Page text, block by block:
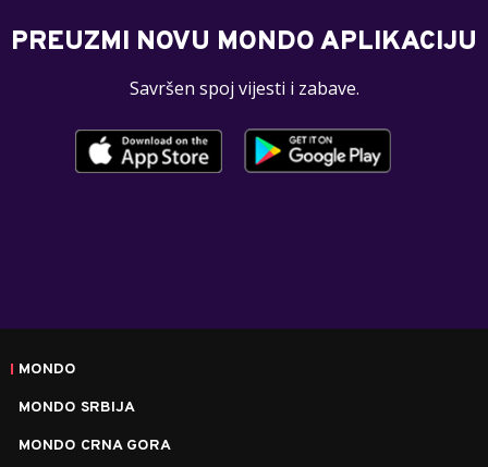
PREUZMI NOVU MONDO APLIKACIJU
Savršen spoj vijesti i zabave.
MONDO
MONDO SRBIJA
MONDO CRNA GORA